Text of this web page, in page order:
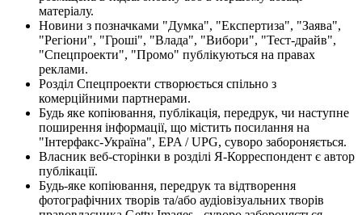
матеріалу.
Новини з позначками "Думка", "Експертиза", "Заява",
"Регіони", "Гроші", "Влада", "Вибори", "Тест-драйв",
"Спецпроекти", "Промо" публікуються на правах
реклами.
Розділ Спецпроекти створюється спільно з
комерційними партнерами.
Будь яке копіювання, публікація, передрук, чи наступне
поширення інформації, що містить посилання на
"Інтерфакс-Україна", EPA / UPG, суворо забороняється.
Власник веб-сторінки в розділі Я-Корреспондент є автор
публікації.
Будь-яке копіювання, передрук та відтворення
фотографічних творів та/або аудіовізуальних творів